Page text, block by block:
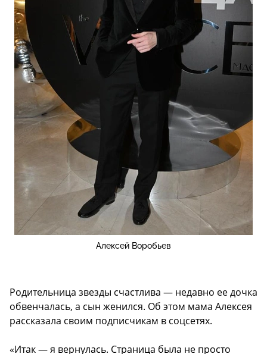
Алексей Воробьев
Родительница звезды счастлива — недавно ее дочка
обвенчалась, а сын женился. Об этом мама Алексея
рассказала своим подписчикам в соцсетях.
«Итак — я вернулась. Страница была не просто